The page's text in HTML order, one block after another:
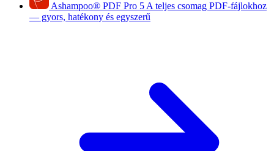
Ashampoo® PDF Pro 5 A teljes csomag PDF-fájlokhoz
— gyors, hatékony és egyszerű